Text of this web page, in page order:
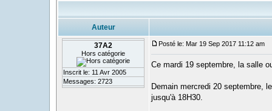
Auteur
37A2
Hors catégorie
Inscrit le: 11 Avr 2005
Messages: 2723
Posté le: Mar 19 Sep 2017 11:12 am
Ce mardi 19 septembre, la salle
Demain mercredi 20 septembre,
jusqu'à 18H30.